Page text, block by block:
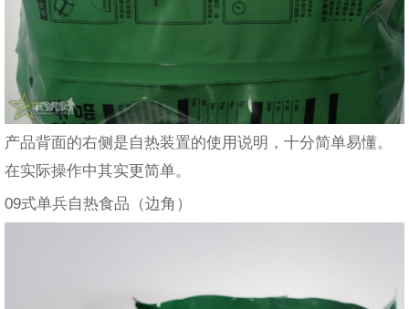
产品背面的右侧是自热装置的使用说明，十分简单易懂。
在实际操作中其实更简单。
09式单兵自热食品（边角）